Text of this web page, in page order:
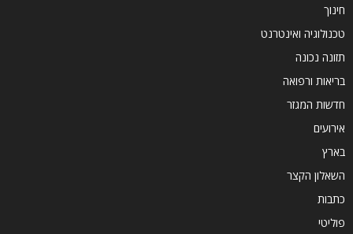
חינוך
טכנולוגיה ואינטרנט
תזונה נכונה
בריאות ורפואה
חדשות המגזר
אירועים
בארץ
השאלון הקצר
כתבות
פוליטי